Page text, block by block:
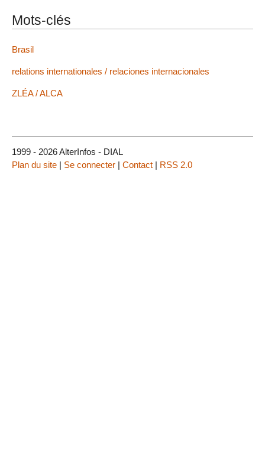
Mots-clés
Brasil
relations internationales / relaciones internacionales
ZLÉA / ALCA
1999 - 2026 AlterInfos - DIAL
Plan du site | Se connecter | Contact | RSS 2.0